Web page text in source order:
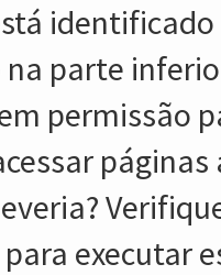
parte
permissão
executar